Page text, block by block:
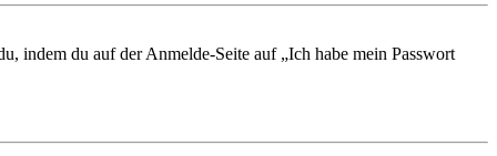
indem du auf der Anmelde-Seite auf „Ich habe mein Passwort